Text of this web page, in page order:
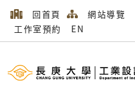
回首頁 網站導覽
工作室預約
EN